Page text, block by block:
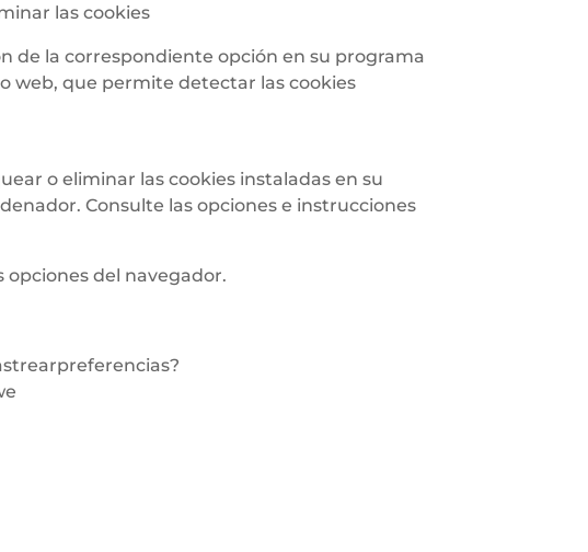
las cookies
de la correspondiente opción en su programa
web, que permite detectar las cookies
o eliminar las cookies instaladas en su
Consulte las opciones e instrucciones
opciones del navegador.